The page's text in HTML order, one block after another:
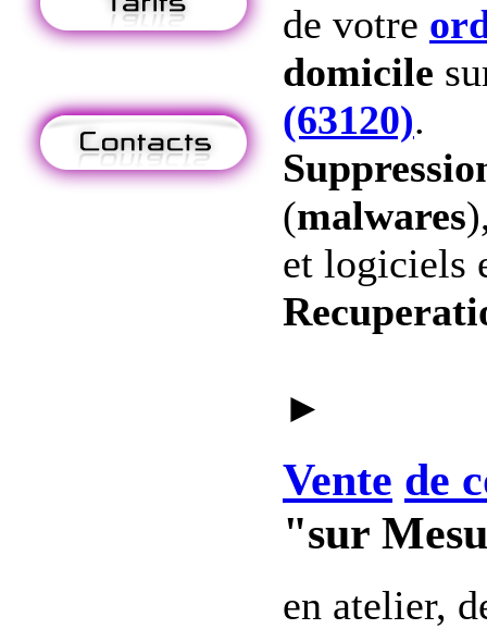
de votre
domicile
(63120).
(malwares
et logiciels
►
Vente de
"sur
en atelier,